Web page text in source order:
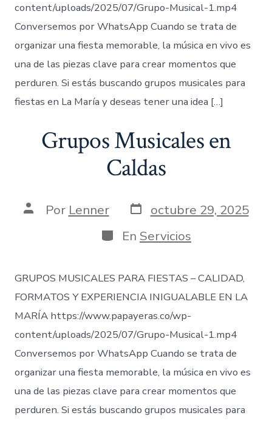
content/uploads/2025/07/Grupo-Musical-1.mp4
Conversemos por WhatsApp Cuando se trata de
organizar una fiesta memorable, la música en vivo es
una de las piezas clave para crear momentos que
perduren. Si estás buscando grupos musicales para
fiestas en La María y deseas tener una idea […]
Grupos Musicales en
Caldas
AutorPor Lenner Fecha
de
publicación
octubre 29, 2025
Categorías
En Servicios
GRUPOS MUSICALES PARA FIESTAS – CALIDAD,
FORMATOS Y EXPERIENCIA INIGUALABLE EN LA
MARÍA https://www.papayeras.co/wp-
content/uploads/2025/07/Grupo-Musical-1.mp4
Conversemos por WhatsApp Cuando se trata de
organizar una fiesta memorable, la música en vivo es
una de las piezas clave para crear momentos que
perduren. Si estás buscando grupos musicales para